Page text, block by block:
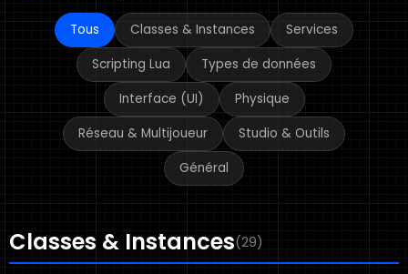
Tous Classes & Instances
Services
Scripting Lua
Types de données
Interface (UI)
Physique
Réseau & Multijoueur
Studio & Outils
Général
Classes & Instances(29)